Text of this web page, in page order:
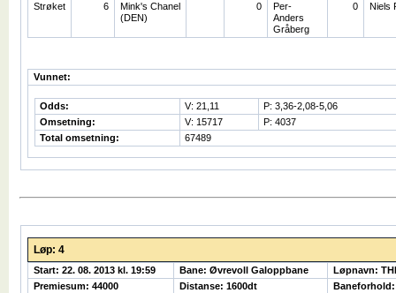
Strøket
6
Mink's Chanel
(DEN)
0
Per-
Anders
Gråberg
0 Niels
Vunnet:
Odds: V: 21,11
P: 3,36-2,08-5,06
Omsetning:
V: 15717
P: 4037
Total omsetning:
67489
Løp: 4
Start: 22. 08. 2013 kl. 19:59 Bane: Øvrevoll Galoppbane
Løpnavn:
Premiesum: 44000
Distanse: 1600dt